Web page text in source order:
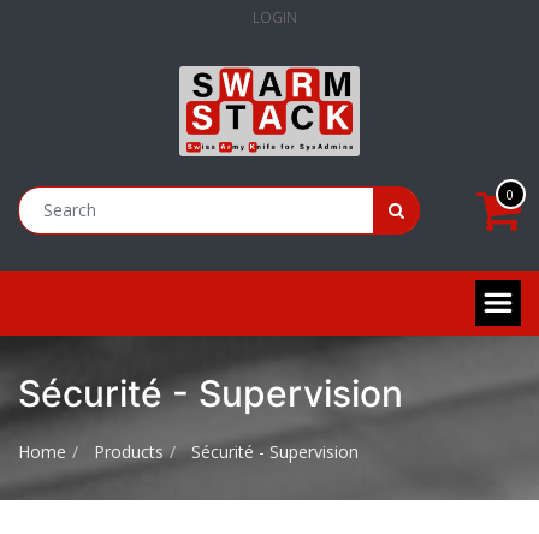
LOGIN
0
Sécurité - Supervision
Home Products Sécurité - Supervision